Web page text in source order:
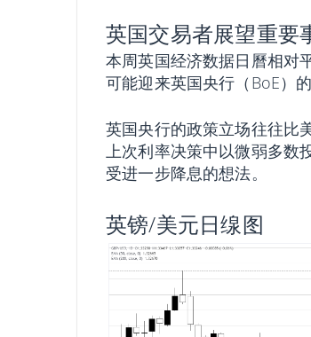
英国交易者展望重要
本周英国经济数据日曆相对
可能迎来英国央行（BoE）的
英国央行的政策立场往往比
上次利率决策中以微弱多数
受进一步降息的想法。
英镑/美元日缐图